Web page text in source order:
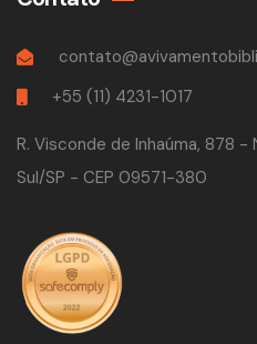
+55 (11) 4231-1017
R. Visconde de Inhaúma, 878
Sul/SP - CEP 09571-380